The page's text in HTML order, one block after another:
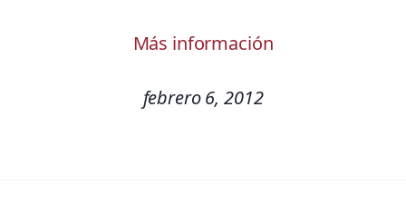
Más información
febrero 6, 2012